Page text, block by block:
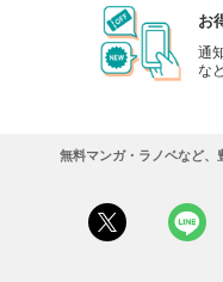
お
通
な
無料マンガ・ラノベなど、